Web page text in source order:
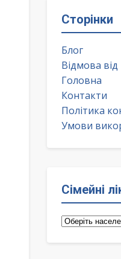
Сторінки
Блог
Відмова від
Головна
Контакти
Політика
Умови
Сімейні
Сімейні